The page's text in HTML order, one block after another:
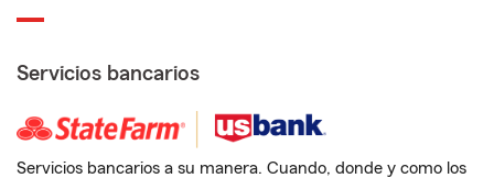
Servicios bancarios
Servicios bancarios a su manera. Cuando, donde y como los